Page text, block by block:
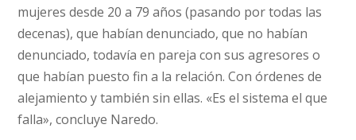
mujeres desde 20 a 79 años (pasando por todas las
decenas), que habían denunciado, que no habían
denunciado, todavía en pareja con sus agresores o
que habían puesto fin a la relación. Con órdenes de
alejamiento y también sin ellas. «Es el sistema el que
falla», concluye Naredo.